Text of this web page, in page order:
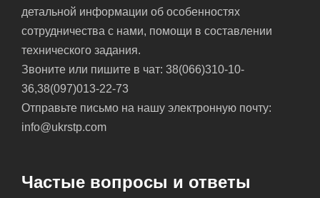
детальной информации об особенностях
сотрудничества с нами, помощи в составлении
технического задания.
Звоните или пишите в чат: 38(066)310-10-
36,38(097)013-22-73
Отправьте письмо на нашу электронную почту:
info@ukrstp.com
Частые вопросы и ответы